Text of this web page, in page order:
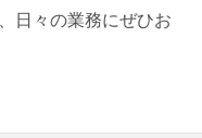
日々の業務にぜひお